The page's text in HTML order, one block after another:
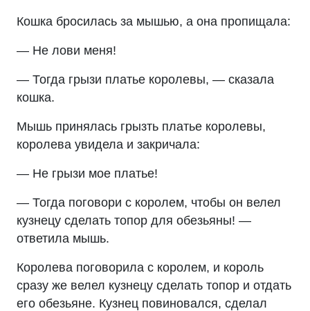
Кошка бросилась за мышью, а она пропищала:
— Не лови меня!
— Тогда грызи платье королевы, — сказала
кошка.
Мышь принялась грызть платье королевы,
королева увидела и закричала:
— Не грызи мое платье!
— Тогда поговори с королем, чтобы он велел
кузнецу сделать топор для обезьяны! —
ответила мышь.
Королева поговорила с королем, и король
сразу же велел кузнецу сделать топор и отдать
его обезьяне. Кузнец повиновался, сделал